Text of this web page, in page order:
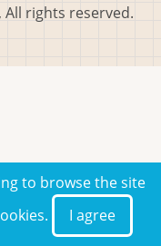
All rights reserved.
to browse the site
I agree